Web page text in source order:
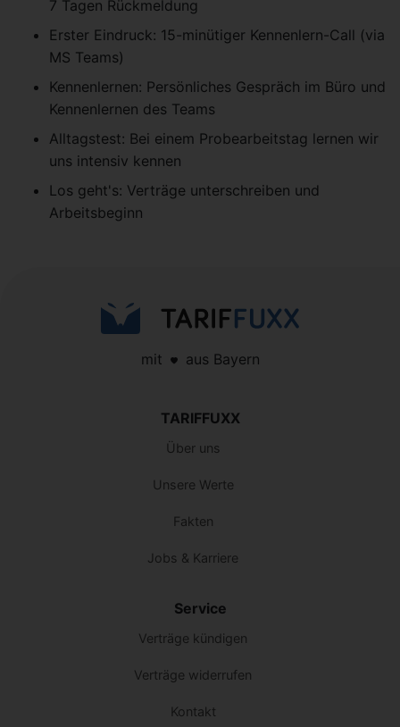
7 Tagen Rückmeldung
Erster Eindruck: 15-minütiger Kennenlern-Call (via
MS Teams)
Kennenlernen: Persönliches Gespräch im Büro und
Kennenlernen des Teams
Alltagstest: Bei einem Probearbeitstag lernen wir
uns intensiv kennen
Los geht's: Verträge unterschreiben und
Arbeitsbeginn
mit aus Bayern
TARIFFUXX
Über uns
Unsere Werte
Fakten
Jobs & Karriere
Service
Verträge kündigen
Verträge widerrufen
Kontakt